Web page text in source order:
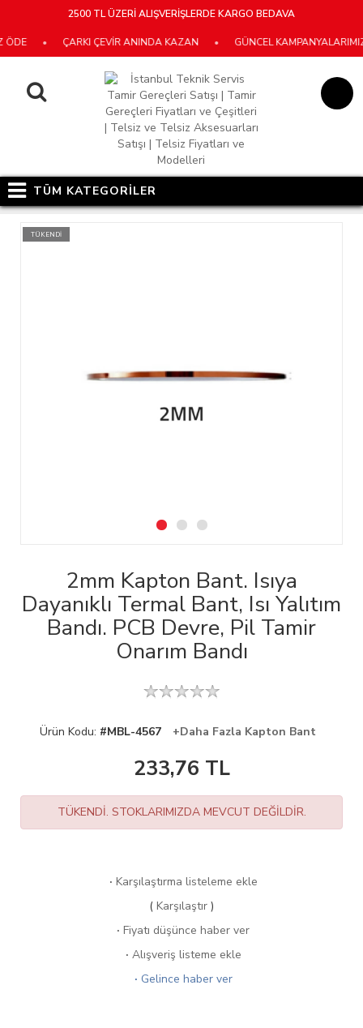
2500 TL ÜZERİ ALIŞVERİŞLERDE KARGO BEDAVA
• ÇARKI ÇEVİR ANINDA KAZAN • GÜNCEL KAMPANYALARIMIZ
TÜM KATEGORİLER
TÜKENDİ
2mm Kapton Bant. Isıya
Dayanıklı Termal Bant, Isı Yalıtım
Bandı. PCB Devre, Pil Tamir
Onarım Bandı
Ürün Kodu: #MBL-4567 +Daha Fazla Kapton Bant
233,76 TL
TÜKENDİ. STOKLARIMIZDA MEVCUT DEĞİLDİR.
· Karşılaştırma listeleme ekle
( Karşılaştır )
· Fiyatı düşünce haber ver
· Alışveriş listeme ekle
· Gelince haber ver